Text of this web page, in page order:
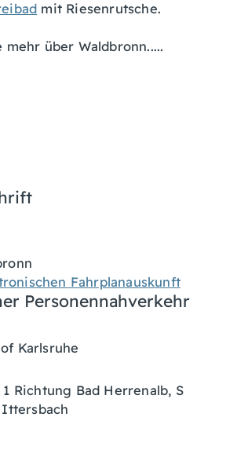
mit Riesenrutsche.
mehr über Waldbronn.....
Fahrplanauskunft
Personennahverkehr
Karlsruhe
1 Richtung Bad Herrenalb, S
Ittersbach